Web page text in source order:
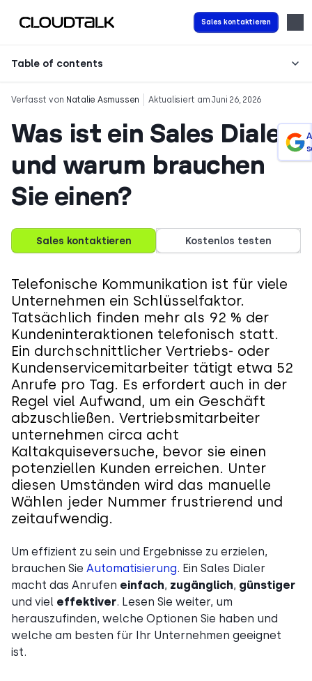
Sales kontaktieren
Table of contents
Verfasst von Natalie Asmussen Aktualisiert am Juni 26, 2026
Was ist ein Sales Dialer
und warum brauchen
Sie einen?
Sales kontaktieren Kostenlos testen
Telefonische Kommunikation ist für viele
Unternehmen ein Schlüsselfaktor.
Tatsächlich finden mehr als 92 % der
Kundeninteraktionen telefonisch statt.
Ein durchschnittlicher Vertriebs- oder
Kundenservicemitarbeiter tätigt etwa 52
Anrufe pro Tag. Es erfordert auch in der
Regel viel Aufwand, um ein Geschäft
abzuschließen. Vertriebsmitarbeiter
unternehmen circa acht
Kaltakquiseversuche, bevor sie einen
potenziellen Kunden erreichen. Unter
diesen Umständen wird das manuelle
Wählen jeder Nummer frustrierend und
zeitaufwendig.
Um effizient zu sein und Ergebnisse zu erzielen,
brauchen Sie Automatisierung. Ein Sales Dialer
macht das Anrufen einfach, zugänglich, günstiger
und viel effektiver. Lesen Sie weiter, um
herauszufinden, welche Optionen Sie haben und
welche am besten für Ihr Unternehmen geeignet
ist.